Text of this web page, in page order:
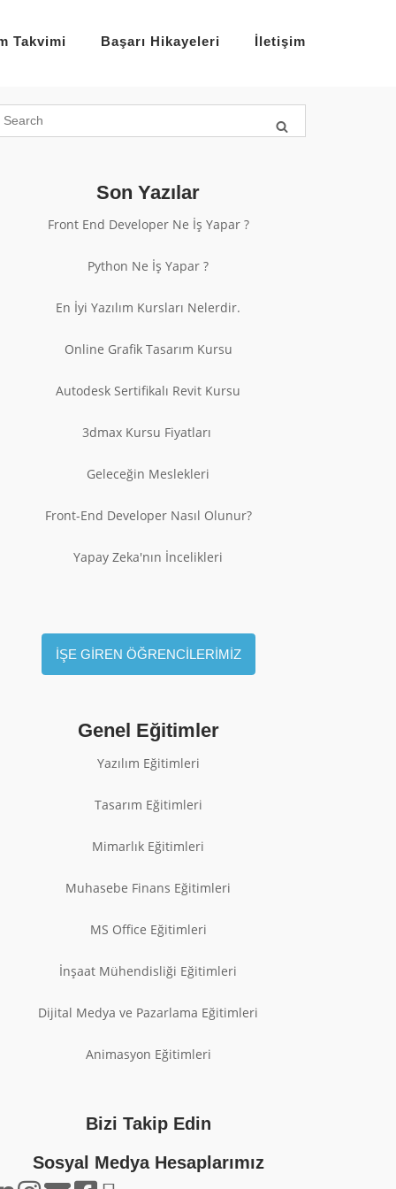
Takvimi Başarı Hikayeleri İletişim
Son Yazılar
Front End Developer Ne İş Yapar ?
Python Ne İş Yapar ?
En İyi Yazılım Kursları Nelerdir.
Online Grafik Tasarım Kursu
Autodesk Sertifikalı Revit Kursu
3dmax Kursu Fiyatları
Geleceğin Meslekleri
Front-End Developer Nasıl Olunur?
Yapay Zeka'nın İncelikleri
İŞE GİREN ÖĞRENCİLERİMİZ
Genel Eğitimler
Yazılım Eğitimleri
Tasarım Eğitimleri
Mimarlık Eğitimleri
Muhasebe Finans Eğitimleri
MS Office Eğitimleri
İnşaat Mühendisliği Eğitimleri
Dijital Medya ve Pazarlama Eğitimleri
Animasyon Eğitimleri
Bizi Takip Edin
Sosyal Medya Hesaplarımız